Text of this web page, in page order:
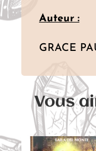
Auteur :
GRACE
Vous